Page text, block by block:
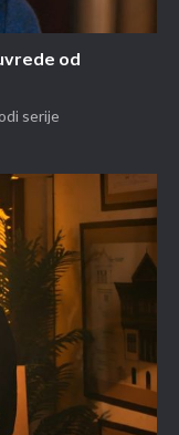
od
serije